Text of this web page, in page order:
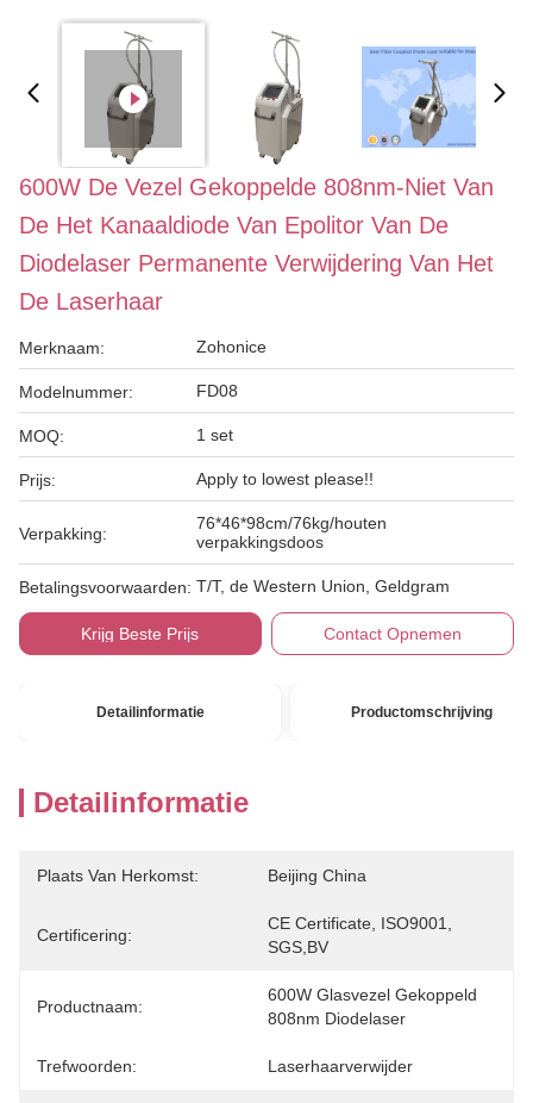
600W De Vezel Gekoppelde 808nm-Niet Van
De Het Kanaaldiode Van Epolitor Van De
Diodelaser Permanente Verwijdering Van Het
De Laserhaar
Merknaam: Zohonice
Modelnummer: FD08
MOQ: 1 set
Prijs: Apply to lowest please!!
Verpakking:
76*46*98cm/76kg/houten
verpakkingsdoos
Betalingsvoorwaarden: T/T, de Western Union, Geldgram
Krijg Beste Prijs Contact Opnemen
Detailinformatie Productomschrijving
Detailinformatie
Plaats Van Herkomst: Beijing China
Certificering:
CE Certificate, ISO9001,
SGS,BV
Productnaam:
600W Glasvezel Gekoppeld
808nm Diodelaser
Trefwoorden: Laserhaarverwijder